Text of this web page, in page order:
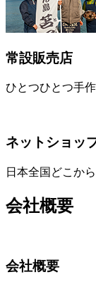
常設販売店
ひとつひとつ手
ネットショッ
日本全国どこか
会社概要
会社概要